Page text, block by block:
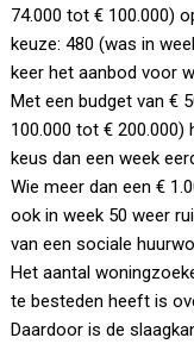
74.000 tot € 100.000)
keuze: 480 (was in
keer het aanbod voor
Met een budget van €
100.000 tot €
keus dan een week
Wie meer dan een €
ook in week 50 weer
van een sociale
Het aantal
te besteden heeft is
Daardoor is de